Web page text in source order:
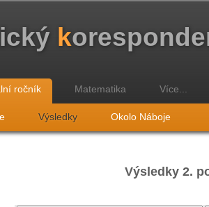
k
ročník Matematika Více...
Výsledky Okolo Náboje
Výsledky 2.